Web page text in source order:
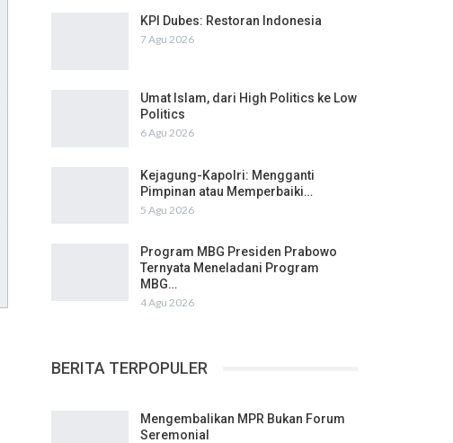
KPI Dubes: Restoran Indonesia
7 Agu 2026
Umat Islam, dari High Politics ke Low
Politics
6 Agu 2026
Kejagung-Kapolri: Mengganti
Pimpinan atau Memperbaiki…
5 Agu 2026
Program MBG Presiden Prabowo
Ternyata Meneladani Program
MBG…
4 Agu 2026
BERITA TERPOPULER
Mengembalikan MPR Bukan Forum
Seremonial